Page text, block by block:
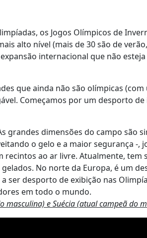
os Jogos Olímpicos de
alto nível (mais de 30 são de
internacional que não
que ainda não são olímpicas
Começamos por um desporto
grandes dimensões do campo são
o gelo e a maior segurança -,
recintos ao ar livre. Atualmente, tem
No norte da Europa, é um
ser desporto de exibição nas
em todo o mundo.
masculina) e Suécia (atual campeã do